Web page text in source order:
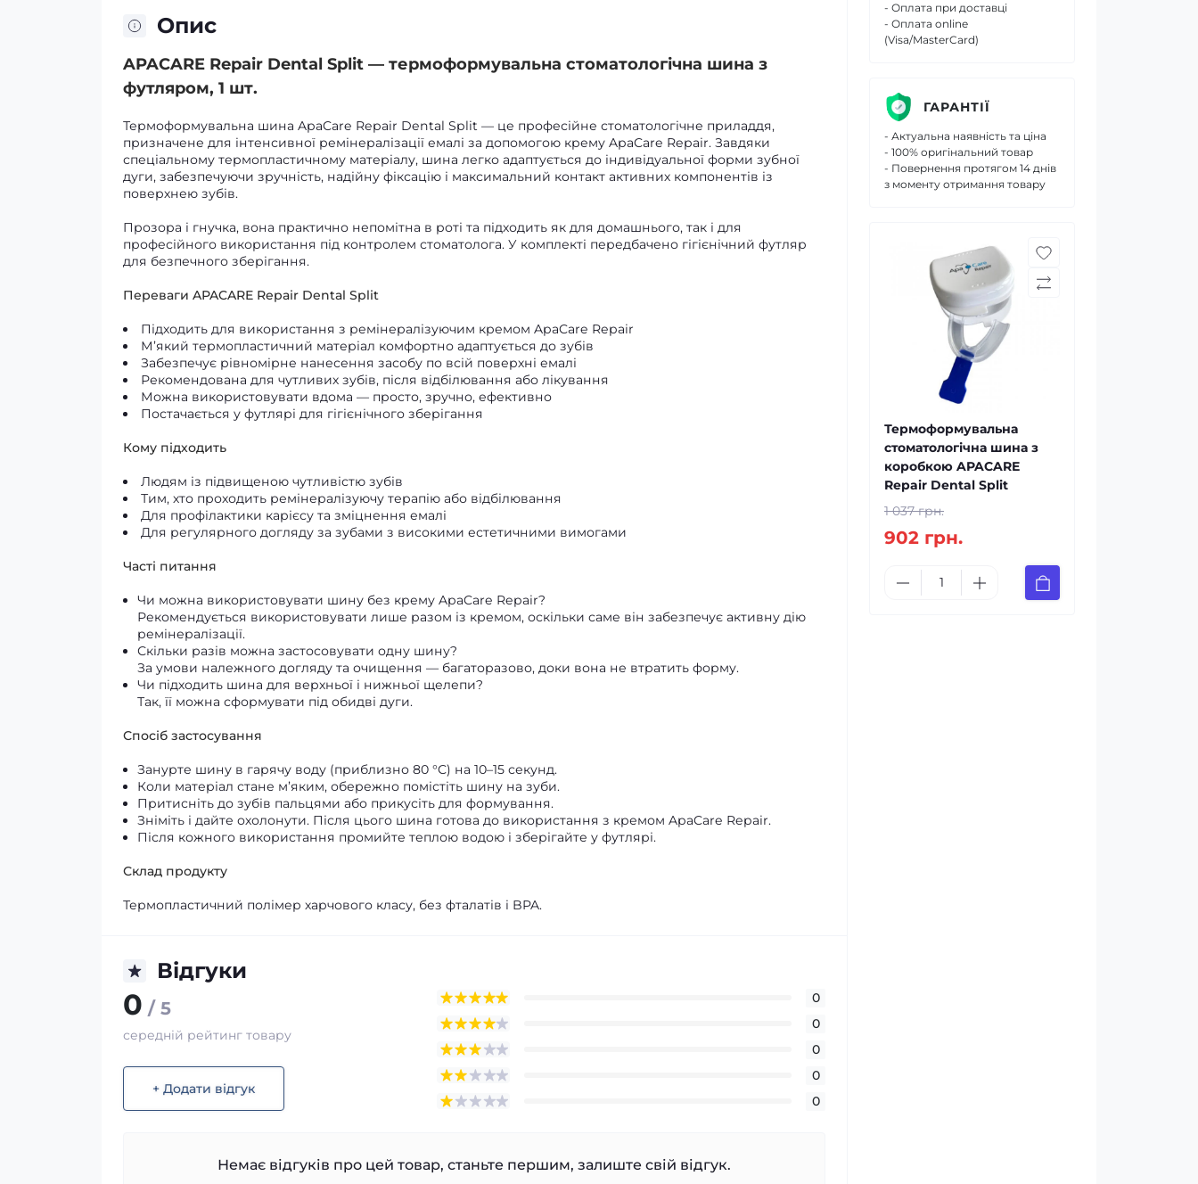
Опис
APACARE Repair Dental Split — термоформувальна стоматологічна шина з
футляром, 1 шт.
Термоформувальна шина ApaCare Repair Dental Split — це професійне стоматологічне приладдя,
призначене для інтенсивної ремінералізації емалі за допомогою крему ApaCare Repair. Завдяки
спеціальному термопластичному матеріалу, шина легко адаптується до індивідуальної форми зубної
дуги, забезпечуючи зручність, надійну фіксацію і максимальний контакт активних компонентів із
поверхнею зубів.
Прозора і гнучка, вона практично непомітна в роті та підходить як для домашнього, так і для
професійного використання під контролем стоматолога. У комплекті передбачено гігієнічний футляр
для безпечного зберігання.
Переваги APACARE Repair Dental Split
Підходить для використання з ремінералізуючим кремом ApaCare Repair
М’який термопластичний матеріал комфортно адаптується до зубів
Забезпечує рівномірне нанесення засобу по всій поверхні емалі
Рекомендована для чутливих зубів, після відбілювання або лікування
Можна використовувати вдома — просто, зручно, ефективно
Постачається у футлярі для гігієнічного зберігання
Кому підходить
Людям із підвищеною чутливістю зубів
Тим, хто проходить ремінералізуючу терапію або відбілювання
Для профілактики карієсу та зміцнення емалі
Для регулярного догляду за зубами з високими естетичними вимогами
Часті питання
Чи можна використовувати шину без крему ApaCare Repair?
Рекомендується використовувати лише разом із кремом, оскільки саме він забезпечує активну дію
ремінералізації.
Скільки разів можна застосовувати одну шину?
За умови належного догляду та очищення — багаторазово, доки вона не втратить форму.
Чи підходить шина для верхньої і нижньої щелепи?
Так, її можна сформувати під обидві дуги.
Спосіб застосування
Занурте шину в гарячу воду (приблизно 80 °C) на 10–15 секунд.
Коли матеріал стане м’яким, обережно помістіть шину на зуби.
Притисніть до зубів пальцями або прикусіть для формування.
Зніміть і дайте охолонути. Після цього шина готова до використання з кремом ApaCare Repair.
Після кожного використання промийте теплою водою і зберігайте у футлярі.
Склад продукту
Термопластичний полімер харчового класу, без фталатів і BPA.
Відгуки
0 / 5
середній рейтинг товару
+ Додати відгук
0
0
0
0
0
Немає відгуків про цей товар, станьте першим, залиште свій відгук.
- Оплата при доставці
- Оплата online
(Visa/MasterCard)
ГАРАНТІЇ
- Актуальна наявність та ціна
- 100% оригінальний товар
- Повернення протягом 14 днів
з моменту отримання товару
Термоформувальна
стоматологічна шина з
коробкою APACARE
Repair Dental Split
1 037 грн.
902 грн.